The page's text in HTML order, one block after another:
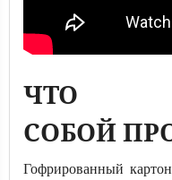
ЧТО
СОБОЙ
Гофрированный